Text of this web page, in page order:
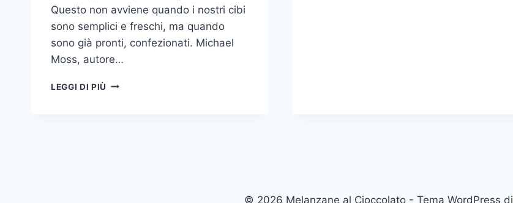
Questo non avviene quando i nostri cibi
sono semplici e freschi, ma quando
sono già pronti, confezionati. Michael
Moss, autore…
LEGGI DI PIÙ ATTENTI
© 2026 Melanzane al Cioccolato - Tema WordPress di